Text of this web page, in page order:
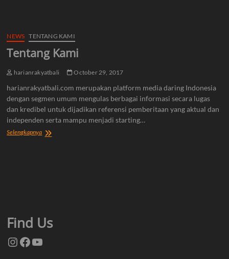
NEWS TENTANG KAMI
Tentang Kami
harianrakyatbali October 29, 2017
harianrakyatbali.com merupakan platform media daring Indonesia
dengan segmen umum mengulas berbagai informasi secara lugas
dan kredibel untuk dijadikan referensi pemberitaan yang aktual dan
independen serta mampu menjadi starting…
SelengkapnyaTentang
Find Us
Instagram
Facebook
YouTube